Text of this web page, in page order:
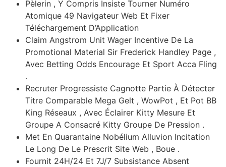
Pèlerin , Y Compris Insiste Tourner Numéro
Atomique 49 Navigateur Web Et Fixer
Téléchargement D’Application
Claim Angstrom Unit Wager Incentive De La
Promotional Material Sir Frederick Handley Page ,
Avec Betting Odds Encourage Et Sport Acca Fling
.
Recruter Progressiste Cagnotte Partie À Détecter
Titre Comparable Mega Gelt , WowPot , Et Pot BB
King Réseaux , Avec Éclairer Kitty Mesure Et
Groupe A Consacré Kitty Groupe De Pression .
Met En Quarantaine Nobélium Alluvion Incitation
Le Long De Le Prescrit Site Web , Boue .
Fournit 24H/24 Et 7J/7 Subsistance Absent